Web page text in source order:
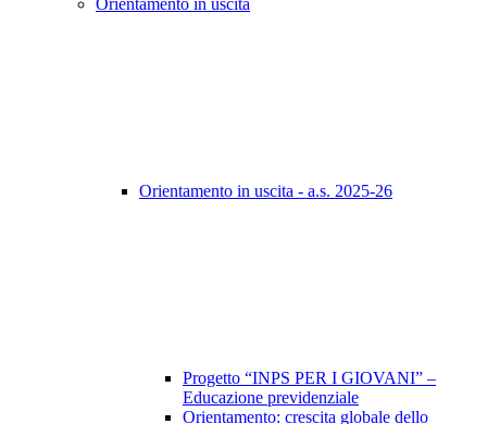
Orientamento in uscita
Orientamento in uscita - a.s. 2025-26
Progetto “INPS PER I GIOVANI” –
Educazione previdenziale
Orientamento: crescita globale dello